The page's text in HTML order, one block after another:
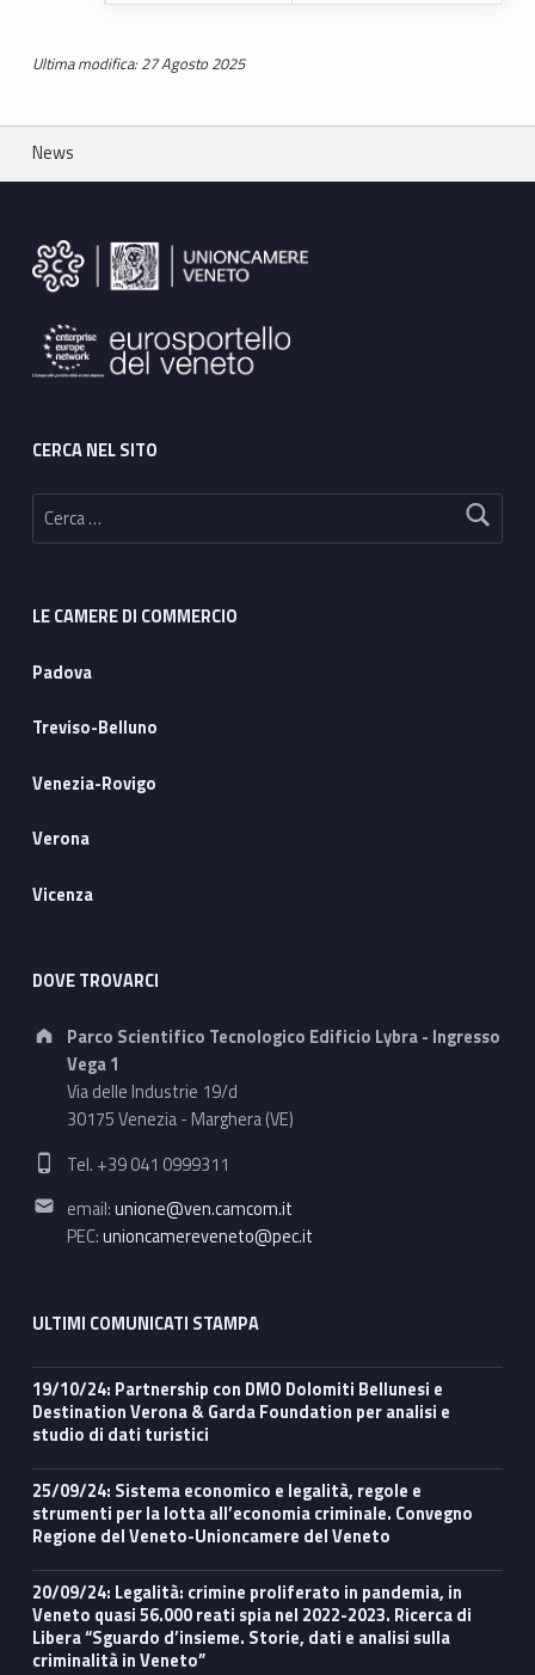
Ultima modifica: 27 Agosto 2025
Skip back to main navigation
Breadcrumbs navigation
News
CERCA NEL SITO
Ricerca per:
LE CAMERE DI COMMERCIO
Padova
Treviso-Belluno
Venezia-Rovigo
Verona
Vicenza
DOVE TROVARCI
Address:
Parco Scientifico Tecnologico Edificio Lybra - Ingresso
Vega 1
Via delle Industrie 19/d
30175 Venezia - Marghera (VE)
Phone number:
Tel. +39 041 0999311
Email address:
email:unione@ven.camcom.it
PEC:unioncamereveneto@pec.it
ULTIMI COMUNICATI STAMPA
19/10/24: Partnership con DMO Dolomiti Bellunesi e
Destination Verona & Garda Foundation per analisi e
studio di dati turistici
25/09/24: Sistema economico e legalità, regole e
strumenti per la lotta all’economia criminale. Convegno
Regione del Veneto-Unioncamere del Veneto
20/09/24: Legalità: crimine proliferato in pandemia, in
Veneto quasi 56.000 reati spia nel 2022-2023. Ricerca di
Libera “Sguardo d’insieme. Storie, dati e analisi sulla
criminalità in Veneto”